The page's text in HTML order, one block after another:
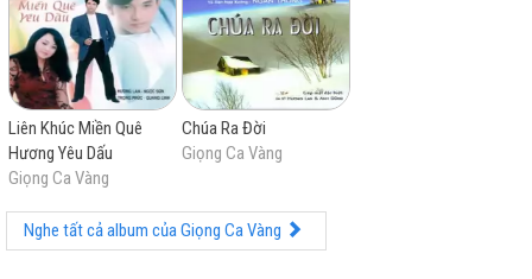
Liên Khúc Miền Quê
Hương Yêu Dấu
Giọng Ca Vàng
Chúa Ra Đời
Giọng Ca Vàng
Nghe tất cả album của Giọng Ca Vàng